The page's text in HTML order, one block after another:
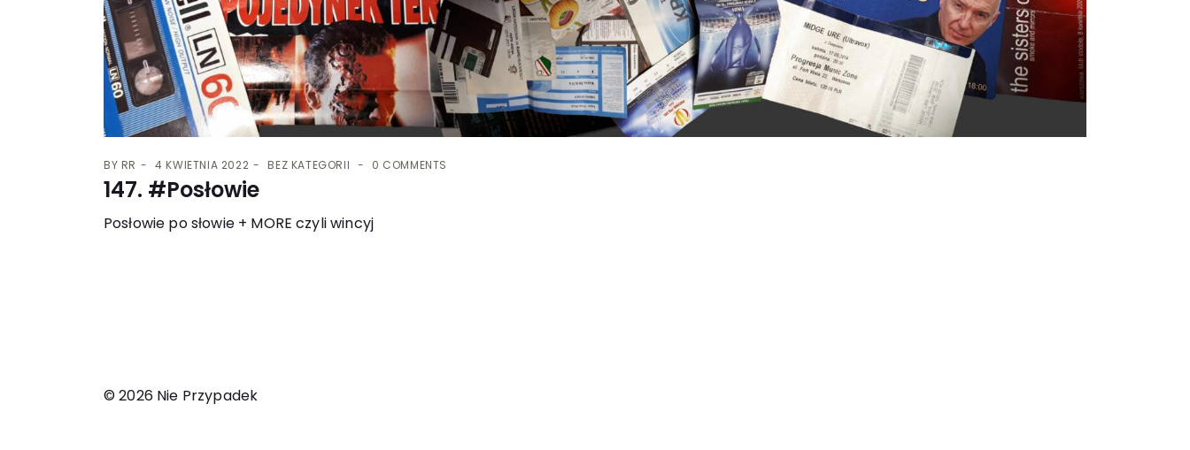
BY RR 4 KWIETNIA 2022 BEZ KATEGORII 0 COMMENTS
147. #Posłowie
Posłowie po słowie + MORE czyli wincyj
© 2026 Nie Przypadek